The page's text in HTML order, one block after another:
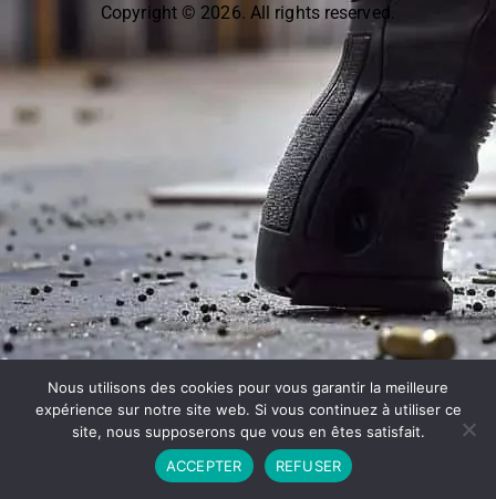
Copyright © 2026. All rights reserved.
Nous utilisons des cookies pour vous garantir la meilleure
expérience sur notre site web. Si vous continuez à utiliser ce
site, nous supposerons que vous en êtes satisfait.
ACCEPTER
REFUSER